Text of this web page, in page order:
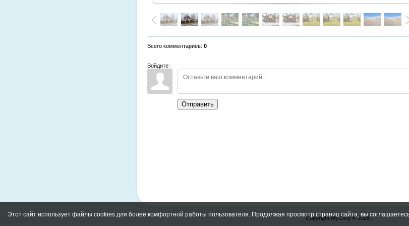
Всего комментариев: 0
Войдите:
Отправить
Copyright MyCorp © 2026|
Этот сайт использует файлы cookies для более комфортной работы пользователя. Продолжая просмотр страниц сайта, вы